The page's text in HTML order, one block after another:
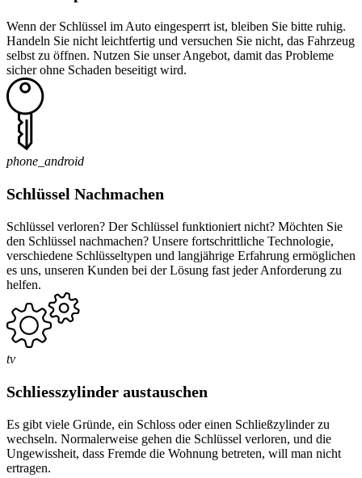
Wenn der Schlüssel im Auto eingesperrt ist, bleiben Sie bitte ruhig.
Handeln Sie nicht leichtfertig und versuchen Sie nicht, das Fahrzeug
selbst zu öffnen. Nutzen Sie unser Angebot, damit das Probleme
sicher ohne Schaden beseitigt wird.
phone_android
Schlüssel Nachmachen
Schlüssel verloren? Der Schlüssel funktioniert nicht? Möchten Sie
den Schlüssel nachmachen? Unsere fortschrittliche Technologie,
verschiedene Schlüsseltypen und langjährige Erfahrung ermöglichen
es uns, unseren Kunden bei der Lösung fast jeder Anforderung zu
helfen.
tv
Schliesszylinder austauschen
Es gibt viele Gründe, ein Schloss oder einen Schließzylinder zu
wechseln. Normalerweise gehen die Schlüssel verloren, und die
Ungewissheit, dass Fremde die Wohnung betreten, will man nicht
ertragen.